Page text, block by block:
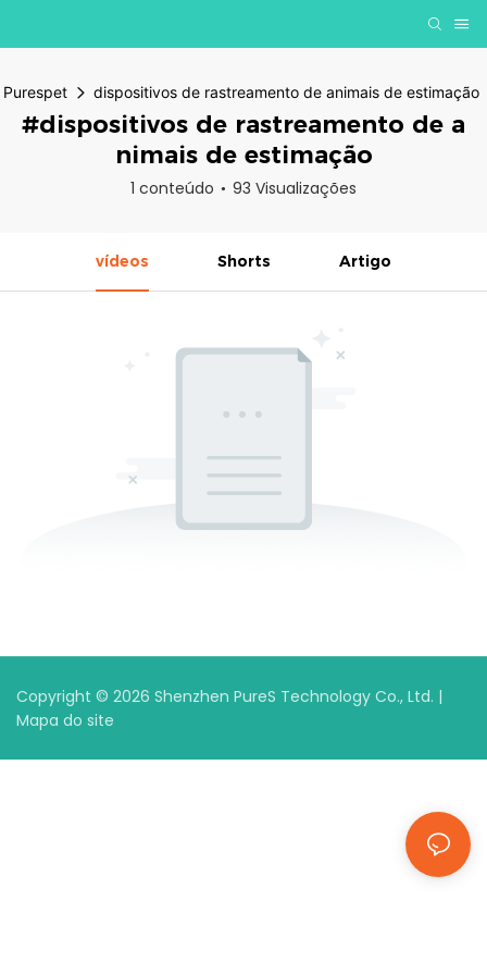
Purespet dispositivos de rastreamento de animais de estimação
#dispositivos de rastreamento de a
nimais de estimação
1 conteúdo 93 Visualizações
vídeos Shorts Artigo
Copyright © 2026 Shenzhen PureS Technology Co., Ltd. |
Mapa do site